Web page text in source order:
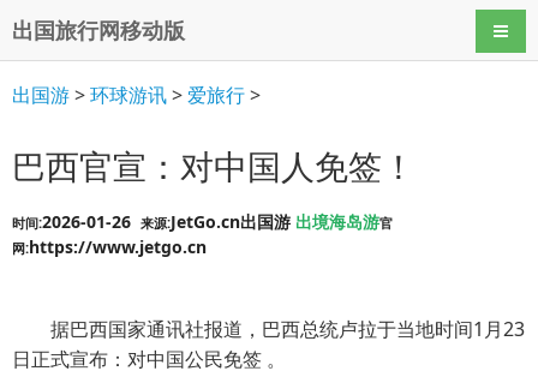
出国旅行网移动版 导航
出国游>环球游讯>爱旅行>
巴西官宣：对中国人免签！
时间:2026-01-26 来源:JetGo.cn出国游 出境海岛游官
网:https://www.jetgo.cn
据巴西国家通讯社报道，巴西总统卢拉于当地时间1月23
日正式宣布：对中国公民免签 。